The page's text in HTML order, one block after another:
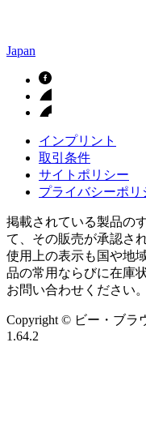
Japan
インプリント
取引条件
サイトポリシー
プライバシーポリ
掲載されている製品の
て、その販売が承認さ
使用上の表示も国や地
品の常用ならびに在庫
お問い合わせください
Copyright © ビー・ブラ
1.64.2